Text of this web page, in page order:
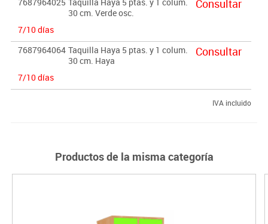
30 cm. Verde osc.
7/10 días
Consultar
7687964064 Taquilla Haya 5 ptas. y 1 colum.
30 cm. Haya
7/10 días
Consultar
IVA incluido
Productos de la misma categoría